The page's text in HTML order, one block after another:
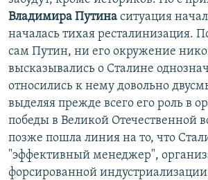
Владимира Путина ситуация
началась тихая ресталинизация.
сам Путин, ни его окружение
высказывались о Сталине
относились к нему довольно
выделяя прежде всего его роль в
победы в Великой Отечественной
позже пошла линия на то, что
"эффективный менеджер",
форсированной